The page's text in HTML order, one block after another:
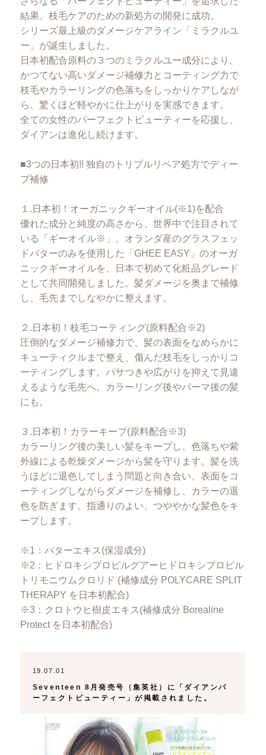
結果、枝毛ケアのための新処方の開発に成功。
シリーズ最上級のダメージケアライン「ミラクルユ
ー」が誕生しました。
日本初配合原料の３つのミラクルユー成分により、
かつてない高いダメージ補修力とコーティング力で
枝毛やカラーリングの色落ちをしっかりケアしなが
ら、驚くほど軽やかに仕上がりを実感できます。
全ての女性のパーフェクトビューティーを応援し、
ダイアンは進化し続けます。
■3つの日本初!! 独自のトリプルリペア処方でディー
プ補修
１.日本初！オーガニックギーオイル(※1)を配合
優れた成分と純度の高さから、世界中で注目されて
いる「ギーオイル※」。オランダ産のグラスフェッ
ドバターのみを使用した「GHEE EASY」のオーガ
ニックギーオイルを、日本で初めて化粧品グレード
として共同開発しました。髪ダメージを奥まで補修
し、毛先までしなやかに整えます。
２.日本初！枝毛コーティング(原料配合※2)
圧倒的なダメージ補修力で、髪の表面をなめらかに
キューティクルまで整え、傷んだ枝毛をしっかりコ
ーティングします。パサつきや広がりを抑えて見違
えるような毛先へ。カラーリング後やパーマ後の髪
にも。
３.日本初！カラーキープ(原料配合※3)
カラーリング後の美しい髪をキープし、色落ちや紫
外線による乾燥ダメージから髪を守ります。髪を洗
うほどに退色してしまう問題と向き合い、表面をコ
ーティングしながらダメージを補修し、カラーの退
色を防ぎます。指通りのよい、つややかな髪色をキ
ープします。
※1：バターエキス(保湿成分)
※2：ヒドロキシプロピルグアーヒドロキシプロピル
トリモニウムクロリド (補修成分 POLYCARE SPLIT
THERAPY を日本初配合)
※3：クロトウヒ樹皮エキス(補修成分 Borealine
Protect を日本初配合)
19.07.01
Seventeen 8月発売号（集英社）に「ダイアンパ
ーフェクトビューティー」が掲載されました。